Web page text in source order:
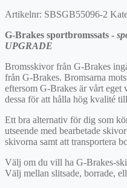
Artikelnr: SBSGB55096-2
G-Brakes sportbromssats -
UPGRADE
Bromsskivor från G-Brakes
från G-Brakes. Bromsarna
eftersom G-Brakes är vårt
dessa för att hålla hög kvalité
Ett bra alternativ för dig som
utseende med bearbetade
skivorna samt att transportera
Välj om du vill ha G-Brakes-
Välj mellan slitsade, borrade,